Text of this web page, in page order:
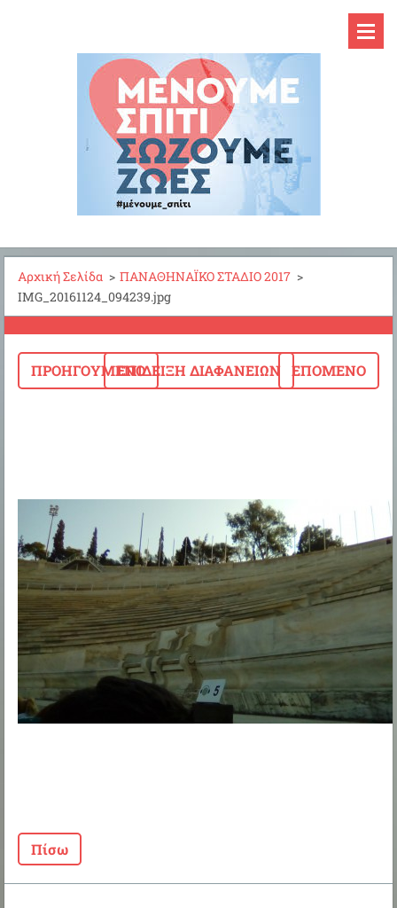
Αρχική Σελίδα > ΠΑΝΑΘΗΝΑΪΚΟ ΣΤΑΔΙΟ 2017 >
IMG_20161124_094239.jpg
ΠΡΟΗΓΟΎΜΕΝΟΕΠΊΔΕΙΞΗ ΔΙΑΦΑΝΕΙΏΝ ΕΠΌΜΕΝΟ
Πίσω